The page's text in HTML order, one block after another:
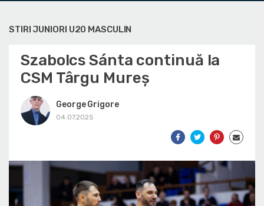
STIRI JUNIORI U20 MASCULIN
Szabolcs Sánta continuă la
CSM Târgu Mureș
George Grigore
04.07.2025